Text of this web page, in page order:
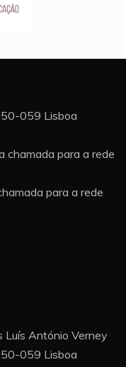
059 Lisboa
chamada para a rede
para a rede
Luís António Verney
059 Lisboa